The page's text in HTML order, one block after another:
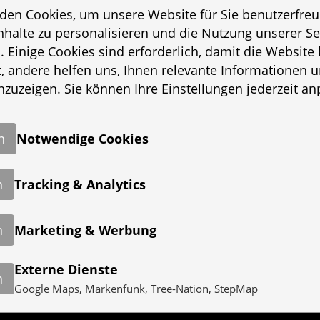
Höhenwege und Island
im Oktober 2009
Cookies, um unsere Website für Sie
zu personalisieren und die Nutzung unserer
Einige Cookies sind erforderlich, damit die Website
andere helfen uns, Ihnen relevante Informationen
Sie können Ihre Einstellungen jederzeit
Notwendige Cookies
Tracking & Analytics
Marketing & Werbung
Externe Dienste
Google Maps, Markenfunk, Tree-Nation, StepMap